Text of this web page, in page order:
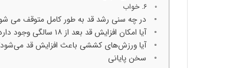
۶. خواب
در چه سنی رشد قد به طور کامل متوقف می
آیا امکان افزایش قد بعد از ۱۸ سالگی وجود دارد؟
آیا ورزش‌های کششی باعث افزایش قد
سخن پایانی